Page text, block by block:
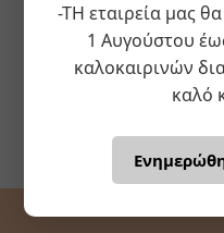
-ΤΗ εταιρεία μας
1 Αυγούστου
καλοκαιρινών
καλό